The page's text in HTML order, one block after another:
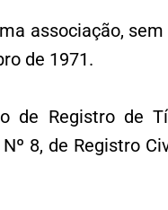
associação,
de 1971.
de Registro de
8, de Registro